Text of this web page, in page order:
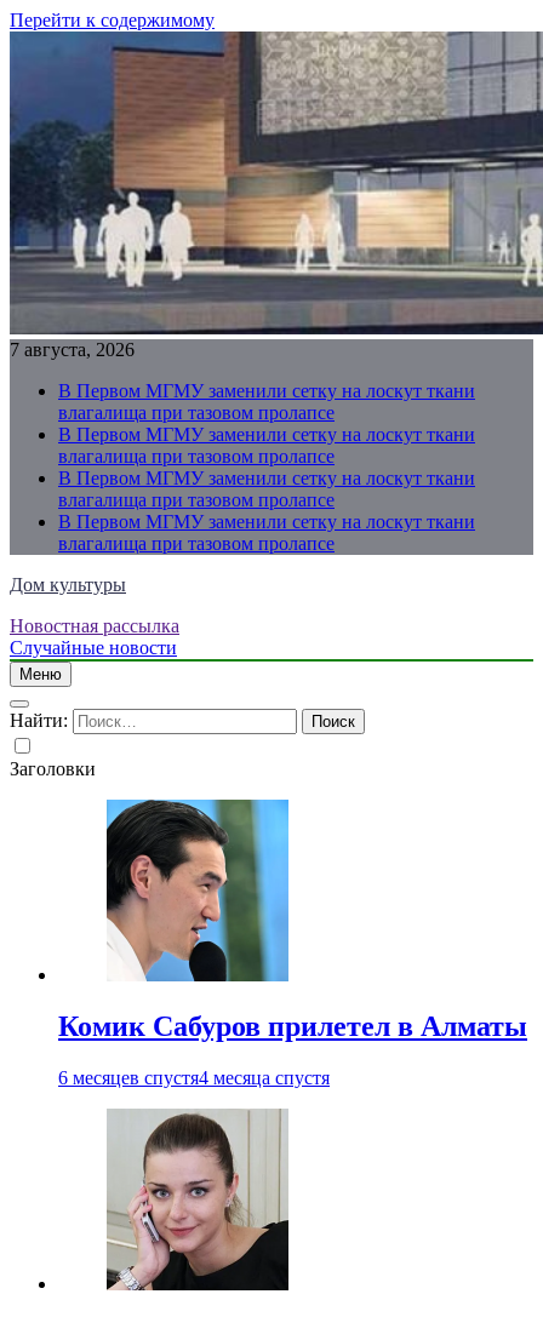
Перейти к содержимому
7 августа, 2026
В Первом МГМУ заменили сетку на лоскут ткани
влагалища при тазовом пролапсе
В Первом МГМУ заменили сетку на лоскут ткани
влагалища при тазовом пролапсе
В Первом МГМУ заменили сетку на лоскут ткани
влагалища при тазовом пролапсе
В Первом МГМУ заменили сетку на лоскут ткани
влагалища при тазовом пролапсе
Дом культуры
Just another WordPress site
Новостная рассылка
Случайные новости
Меню
Найти:
Заголовки
Комик Сабуров прилетел в Алматы
6 месяцев спустя4 месяца спустя